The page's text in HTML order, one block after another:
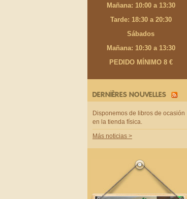
Mañana: 10:00 a 13:30
Tarde: 18:30 a 20:30
Sábados
Mañana: 10:30 a 13:30
PEDIDO MÍNIMO 8 €
DERNIÈRES NOUVELLES
Disponemos de libros de ocasión
en la tienda física.
Más noticias >